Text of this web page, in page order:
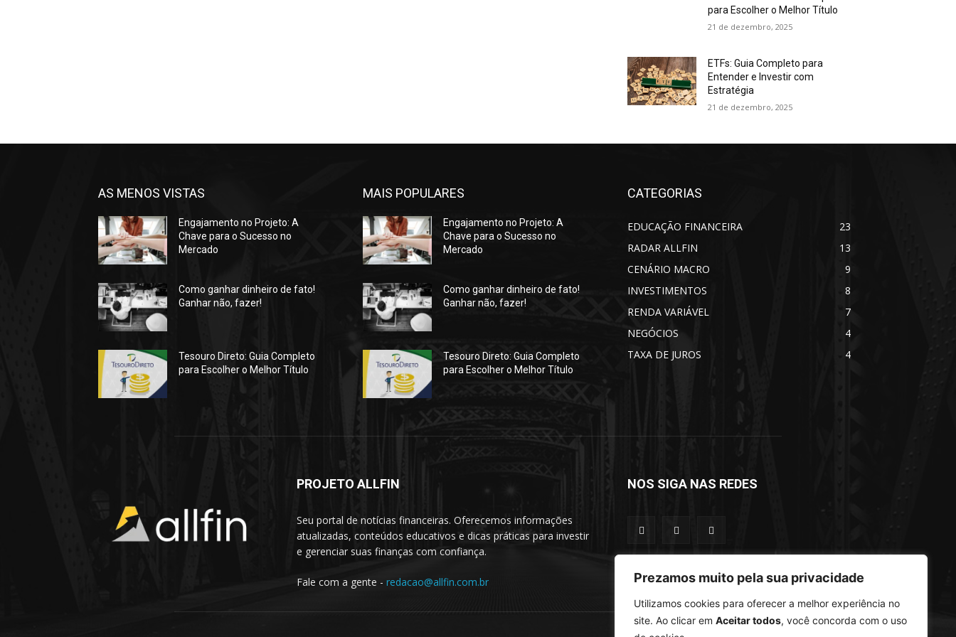
Prezamos muito pela sua privacidade
Utilizamos cookies para oferecer a melhor experiência no
site. Ao clicar em Aceitar todos, você concorda com o uso
para Escolher o Melhor Título
21 de dezembro, 2025
ETFs: Guia Completo para
Entender e Investir com
Estratégia
21 de dezembro, 2025
AS MENOS VISTAS
Engajamento no Projeto: A
Chave para o Sucesso no
Mercado
Como ganhar dinheiro de fato!
Ganhar não, fazer!
Tesouro Direto: Guia Completo
para Escolher o Melhor Título
MAIS POPULARES
Engajamento no Projeto: A
Chave para o Sucesso no
Mercado
Como ganhar dinheiro de fato!
Ganhar não, fazer!
Tesouro Direto: Guia Completo
para Escolher o Melhor Título
CATEGORIAS
EDUCAÇÃO FINANCEIRA
23
RADAR ALLFIN
13
CENÁRIO MACRO
9
INVESTIMENTOS
8
RENDA VARIÁVEL
7
NEGÓCIOS
4
TAXA DE JUROS
4
PROJETO ALLFIN
Seu portal de notícias financeiras. Oferecemos informações
atualizadas, conteúdos educativos e dicas práticas para investir
e gerenciar suas finanças com confiança.
Fale com a gente - redacao@allfin.com.br
NOS SIGA NAS REDES